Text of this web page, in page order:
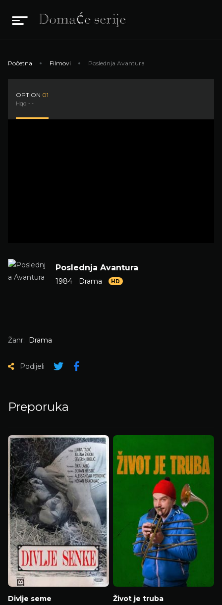
Početna Filmovi Poslednja Avantura
OPTION 01
Hqq - -
Poslednja Avantura
1984 Drama HD
Žanr: Drama
Podijeli
Preporuka
Divlje seme Život je truba